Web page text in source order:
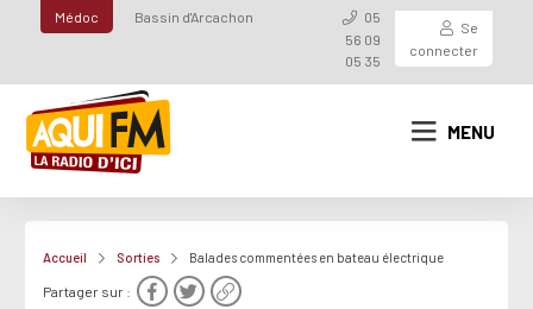
Médoc Bassin d'Arcachon
05
56 09
05 35
Se
connecter
MENU
Accueil Sorties Balades commentées en bateau électrique
Partager sur :